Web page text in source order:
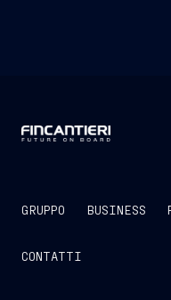
GRUPPO BUSINESS
CONTATTI